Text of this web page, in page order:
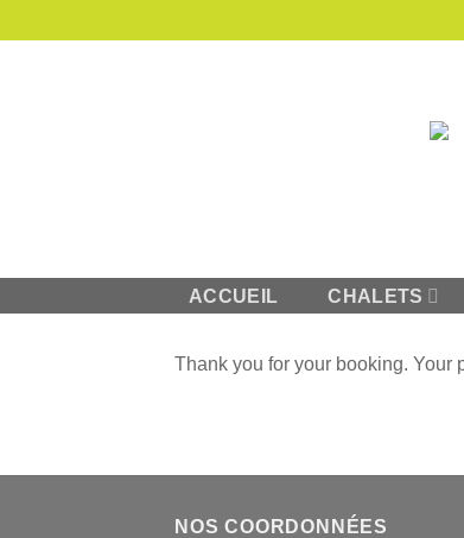
au
ACCUEIL CHALETS
Thank you for your booking. Your
NOS COORDONNÉES